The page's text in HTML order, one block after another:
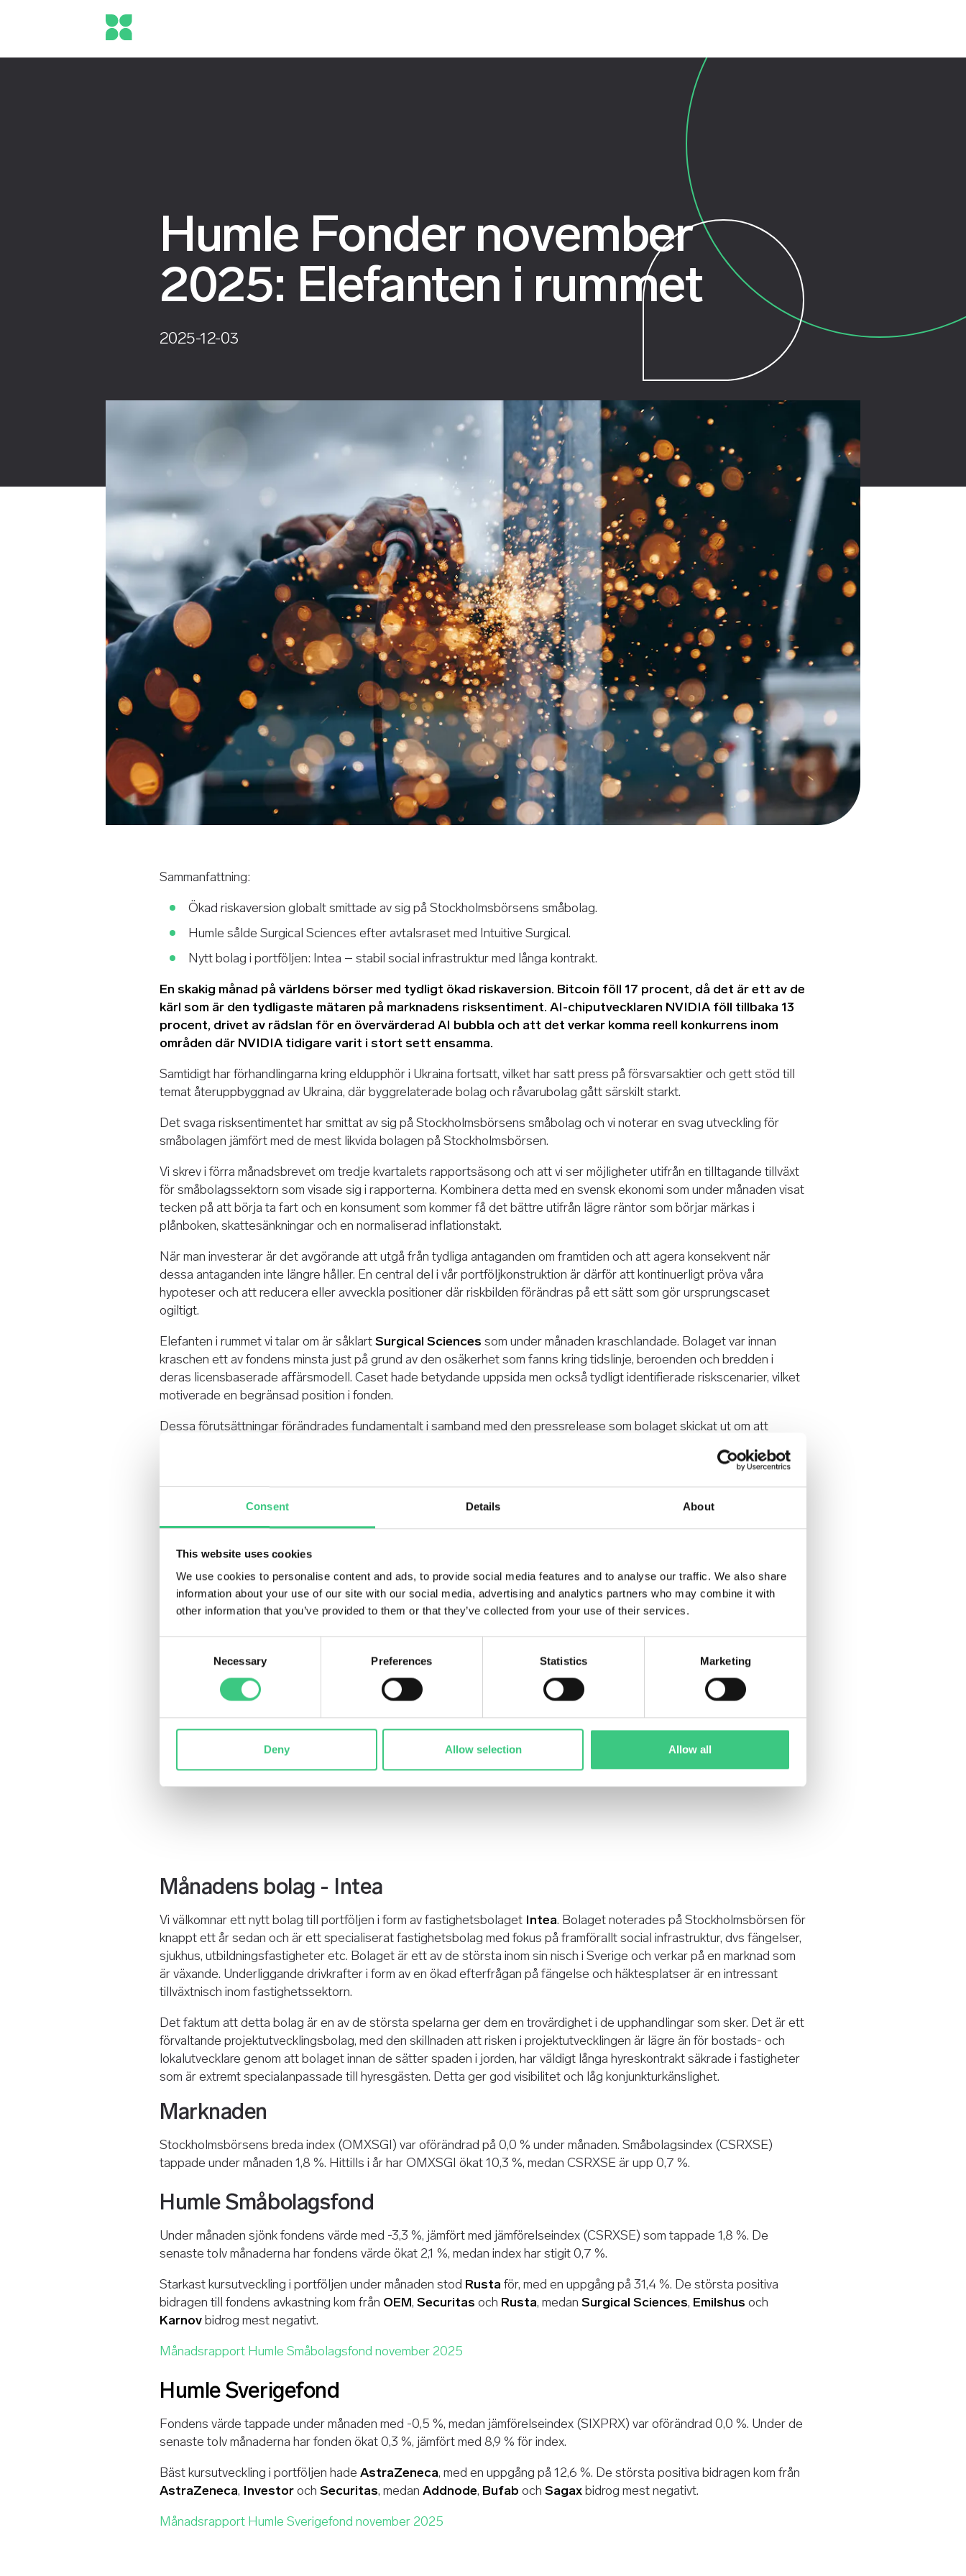
Consent Details About
This website uses cookies
We use cookies to personalise content and ads, to provide social media features and to analyse our traffic. We also share
information about your use of our site with our social media, advertising and analytics partners who may combine it with
other information that you’ve provided to them or that they’ve collected from your use of their services.
Necessary Preferences Statistics Marketing
Deny Allow selection Allow all
Humle Fonder november
2025: Elefanten i rummet
2025-12-03
Sammanfattning:
Ökad riskaversion globalt smittade av sig på Stockholmsbörsens småbolag.
Humle sålde Surgical Sciences efter avtalsraset med Intuitive Surgical.
Nytt bolag i portföljen: Intea – stabil social infrastruktur med långa kontrakt.
En skakig månad på världens börser med tydligt ökad riskaversion. Bitcoin föll 17 procent, då det är ett av de
kärl som är den tydligaste mätaren på marknadens risksentiment. AI-chiputvecklaren NVIDIA föll tillbaka 13
procent, drivet av rädslan för en övervärderad AI bubbla och att det verkar komma reell konkurrens inom
områden där NVIDIA tidigare varit i stort sett ensamma.
Samtidigt har förhandlingarna kring eldupphör i Ukraina fortsatt, vilket har satt press på försvarsaktier och gett stöd till
temat återuppbyggnad av Ukraina, där byggrelaterade bolag och råvarubolag gått särskilt starkt.
Det svaga risksentimentet har smittat av sig på Stockholmsbörsens småbolag och vi noterar en svag utveckling för
småbolagen jämfört med de mest likvida bolagen på Stockholmsbörsen.
Vi skrev i förra månadsbrevet om tredje kvartalets rapportsäsong och att vi ser möjligheter utifrån en tilltagande tillväxt
för småbolagssektorn som visade sig i rapporterna. Kombinera detta med en svensk ekonomi som under månaden visat
tecken på att börja ta fart och en konsument som kommer få det bättre utifrån lägre räntor som börjar märkas i
plånboken, skattesänkningar och en normaliserad inflationstakt.
När man investerar är det avgörande att utgå från tydliga antaganden om framtiden och att agera konsekvent när
dessa antaganden inte längre håller. En central del i vår portföljkonstruktion är därför att kontinuerligt pröva våra
hypoteser och att reducera eller avveckla positioner där riskbilden förändras på ett sätt som gör ursprungscaset
ogiltigt.
Elefanten i rummet vi talar om är såklartSurgical Sciences som under månaden kraschlandade. Bolaget var innan
kraschen ett av fondens minsta just på grund av den osäkerhet som fanns kring tidslinje, beroenden och bredden i
deras licensbaserade affärsmodell. Caset hade betydande uppsida men också tydligt identifierade riskscenarier, vilket
motiverade en begränsad position i fonden.
Dessa förutsättningar förändrades fundamentalt i samband med den pressrelease som bolaget skickat ut om att
kontrakt, utan också en större osäkerhet kring intäktsmodell, skalbarhet och marknadens möjlighet att förutse
snabbt och konsekvent.
Petter Löfqvist, ansvarig förvaltare Humle Fonder
Månadens bolag - Intea
Vi välkomnar ett nytt bolag till portföljen i form av fastighetsbolaget Intea. Bolaget noterades på Stockholmsbörsen för
knappt ett år sedan och är ett specialiserat fastighetsbolag med fokus på framförallt social infrastruktur, dvs fängelser,
sjukhus, utbildningsfastigheter etc. Bolaget är ett av de största inom sin nisch i Sverige och verkar på en marknad som
är växande. Underliggande drivkrafter i form av en ökad efterfrågan på fängelse och häktesplatser är en intressant
tillväxtnisch inom fastighetssektorn.
Det faktum att detta bolag är en av de största spelarna ger dem en trovärdighet i de upphandlingar som sker. Det är ett
förvaltande projektutvecklingsbolag, med den skillnaden att risken i projektutvecklingen är lägre än för bostads- och
lokalutvecklare genom att bolaget innan de sätter spaden i jorden, har väldigt långa hyreskontrakt säkrade i fastigheter
som är extremt specialanpassade till hyresgästen. Detta ger god visibilitet och låg konjunkturkänslighet.
Marknaden
Stockholmsbörsens breda index (OMXSGI) var oförändrad på 0,0 % under månaden. Småbolagsindex (CSRXSE)
tappade under månaden 1,8 %. Hittills i år har OMXSGI ökat 10,3 %, medan CSRXSE är upp 0,7 %.
Humle Småbolagsfond
Under månaden sjönk fondens värde med -3,3 %, jämfört med jämförelseindex (CSRXSE) som tappade 1,8 %. De
senaste tolv månaderna har fondens värde ökat 2,1 %, medan index har stigit 0,7 %.
Starkast kursutveckling i portföljen under månaden stod Rusta för, med en uppgång på 31,4 %. De största positiva
bidragen till fondens avkastning kom från OEM, Securitas och Rusta, medan Surgical Sciences, Emilshus och
Karnovbidrog mest negativt.
Månadsrapport Humle Småbolagsfond november 2025
Humle Sverigefond
Fondens värde tappade under månaden med -0,5 %, medan jämförelseindex (SIXPRX) var oförändrad 0,0 %. Under de
senaste tolv månaderna har fonden ökat 0,3 %, jämfört med 8,9 % för index.
Bäst kursutveckling i portföljen hade AstraZeneca, med en uppgång på 12,6 %. De största positiva bidragen kom från
AstraZeneca, Investoroch Securitas, medan Addnode, Bufab och Sagaxbidrog mest negativt.
Månadsrapport Humle Sverigefond november 2025